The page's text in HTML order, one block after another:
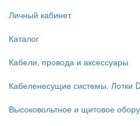
Личный кабинет
Каталог
Кабели, провода и аксессуары
Кабеленесущие системы. Лотки
Высоковольтное и щитовое